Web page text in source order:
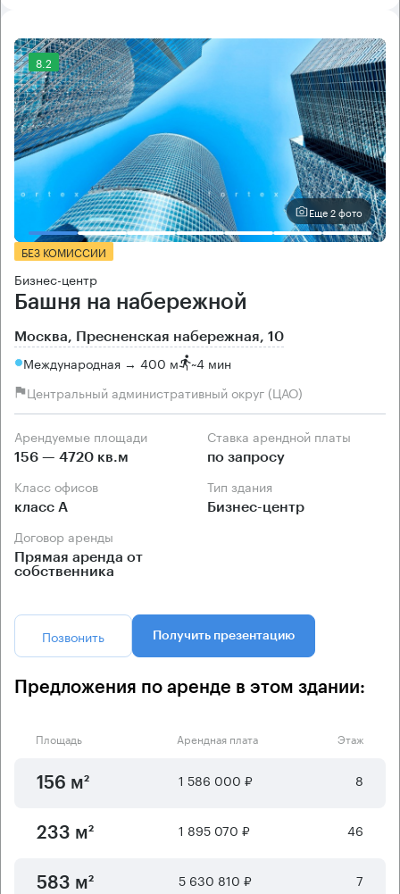
8.2
Еще 2 фото
БЕЗ КОМИССИИ
Бизнес-центр
Башня на набережной
Москва, Пресненская набережная, 10
Международная → 400 м ~4 мин
Центральный административный округ (ЦАО)
Арендуемые площади
156 — 4720 кв.м
Ставка арендной платы
по запросу
Класс офисов
класс А
Тип здания
Бизнес-центр
Договор аренды
Прямая аренда от
собственника
Позвонить Получить презентацию
Предложения по аренде в этом здании:
Площадь Арендная плата Этаж
156 м² 1 586 000 ₽ 8
233 м² 1 895 070 ₽ 46
583 м² 5 630 810 ₽ 7